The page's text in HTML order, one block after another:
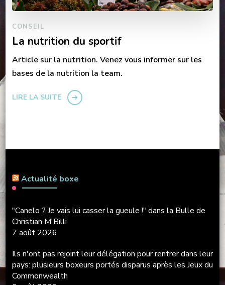
CONSEIL
La nutrition du sportif
Article sur la nutrition. Venez vous informer sur les
bases de la nutrition la team.
LIRE LA SUITE
Actualité boxe
"Canelo ? Je vais lui casser la gueule !" dans la Bulle de
Christian M'Billi
7 août 2026
Ils n'ont pas rejoint leur délégation pour rentrer dans leur
pays: plusieurs boxeurs portés disparus après les Jeux du
Commonwealth